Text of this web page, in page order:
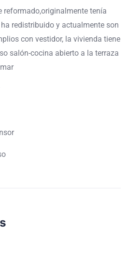
reformado,originalmente tenía
redistribuido y actualmente son
con vestidor, la vivienda tiene
salón-cocina abierto a la terraza